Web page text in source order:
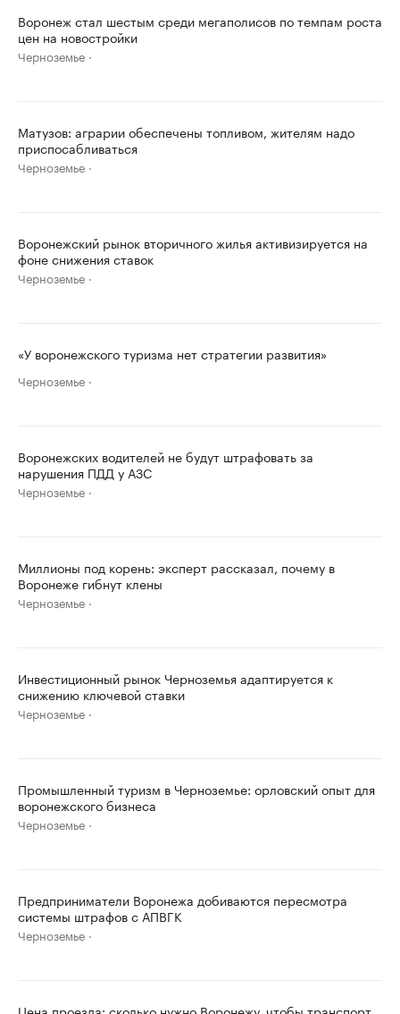
Воронеж стал шестым среди мегаполисов по темпам роста
цен на новостройки
Черноземье
Матузов: аграрии обеспечены топливом, жителям надо
приспосабливаться
Черноземье
Воронежский рынок вторичного жилья активизируется на
фоне снижения ставок
Черноземье
«У воронежского туризма нет стратегии развития»
Черноземье
Воронежских водителей не будут штрафовать за
нарушения ПДД у АЗС
Черноземье
Миллионы под корень: эксперт рассказал, почему в
Воронеже гибнут клены
Черноземье
Инвестиционный рынок Черноземья адаптируется к
снижению ключевой ставки
Черноземье
Промышленный туризм в Черноземье: орловский опыт для
воронежского бизнеса
Черноземье
Предприниматели Воронежа добиваются пересмотра
системы штрафов с АПВГК
Черноземье